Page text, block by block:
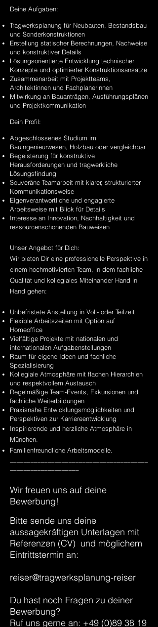
Deine Aufgaben:
Tragwerksplanung für Neubauten, Bestandsbau
und Sonderkonstruktionen
Erstellung statischer Berechnungen, Nachweise
und konstruktiver Details
Lösungsorientierte Entwicklung technischer
Konzepte und optimierter Konstruktionsansätze
Zusammenarbeit mit Projektteams,
Architektinnen und Fachplanerinnen
Mitwirkung an Bauanträgen, Ausführungsplänen
und Projektkommunikation
Dein Profil:
Abgeschlossenes Studium im
Bauingenieurwesen, Holzbau oder vergleichbar
Begeisterung für konstruktive
Herausforderungen und tragwerkliche
Lösungsfindung
Souveräne Teamarbeit mit klarer, strukturierter
Kommunikationsweise
Eigenverantwortliche und engagierte
Arbeitsweise mit Blick für Details
Interesse an Innovation, Nachhaltigkeit und
ressourcenschonenden Bauweisen
Unser Angebot für Dich:
Wir bieten Dir eine professionelle Perspektive in
einem hochmotivierten Team, in dem fachliche
Qualität und kollegiales Miteinander Hand in
Hand gehen:
Unbefristete Anstellung in Voll- oder Teilzeit
Flexible Arbeitszeiten mit Option auf
Homeoffice
Vielfältige Projekte mit nationalen und
internationalen Aufgabenstellungen
Raum für eigene Ideen und fachliche
Spezialisierung
Kollegiale Atmosphäre mit flachen Hierarchien
und respektvollem Austausch
Regelmäßige Team-Events, Exkursionen und
fachliche Weiterbildungen
Praxisnahe Entwicklungsmöglichkeiten und
Perspektiven zur Karriereentwicklung
Inspirierende und herzliche Atmosphäre in
München.
Familienfreundliche Arbeitsmodelle.
Wir freuen uns auf deine
Bewerbung!
Bitte sende uns deine
aussagekräftigen Unterlagen mit
Referenzen (CV) und möglichem
Eintrittstermin an:
reiser@tragwerksplanung-reiser
Du hast noch Fragen zu deiner
Bewerbung?
Ruf uns gerne an: +49 (0)89 38 19